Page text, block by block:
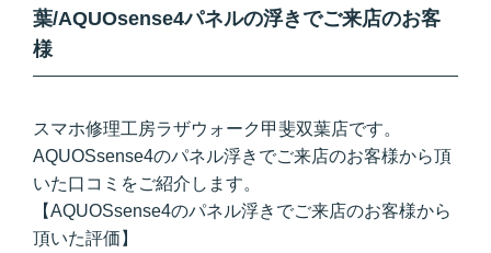
葉/AQUOsense4パネルの浮きでご来店のお客
様
スマホ修理工房ラザウォーク甲斐双葉店です。
AQUOSsense4のパネル浮きでご来店のお客様から頂
いた口コミをご紹介します。
【AQUOSsense4のパネル浮きでご来店のお客様から
頂いた評価】